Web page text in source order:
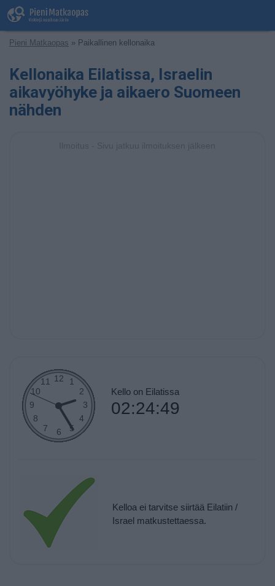
Pieni Matkaopas » Paikallinen kellonaika
Kellonaika Eilatissa, Israelin
aikavyöhyke ja aikaero Suomeen
nähden
Kello on Eilatissa
02:24:49
Kelloa ei tarvitse siirtää Eilatiin /
Israel matkustettaessa.